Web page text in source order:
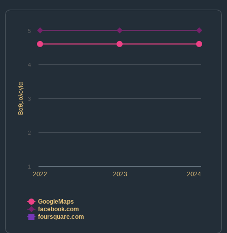
Βαθμολογία
2022 2023 2024
1
2
3
4
5
GoogleMaps
facebook.com
foursquare.com